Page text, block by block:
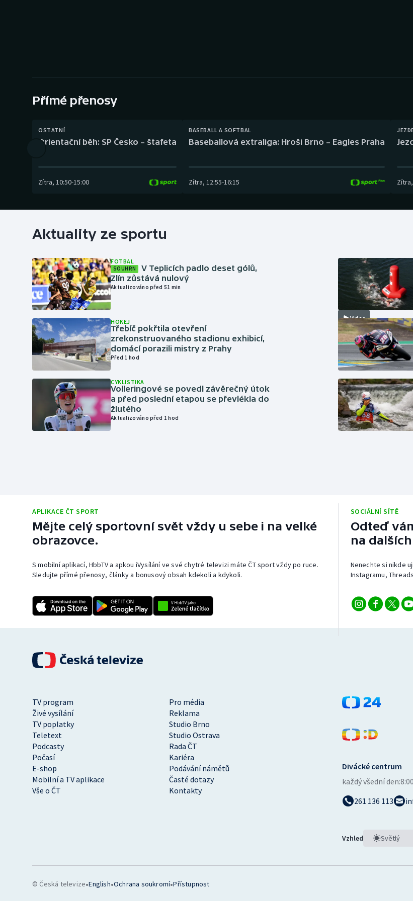
Futsal Parasport Volejbal
Přímé přenosy
OSTATNÍ
Orientační běh: SP Česko – štafeta
Zítra, 10:50-15:00
BASEBALL A SOFTBAL
Baseballová extraliga: Hroši Brno – Eagles Praha
Zítra, 12:55-16:15 Zítra,
Aktuality ze sportu
FOTBAL
SOUHRN
V Teplicích padlo deset gólů,
Zlín zůstává nulový
Aktualizováno před 51 min
HOKEJ
Třebíč pokřtila otevření
zrekonstruovaného stadionu exhibicí,
domácí porazili mistry z Prahy
Před 1 hod
CYKLISTIKA
Volleringové se povedl závěrečný útok
a před poslední etapou se převlékla do
žlutého
Aktualizováno před 1 hod
Video
APLIKACE ČT SPORT
Mějte celý sportovní svět vždy u sebe i na velké
obrazovce.
S mobilní aplikací, HbbTV a apkou iVysílání ve své chytré televizi máte ČT sport vždy po ruce.
Sledujte přímé přenosy, články a bonusový obsah kdekoli a kdykoli.
SOCIÁLNÍ SÍTĚ
Odteď
na
Nenechte si nikde
Instagramu,
TV program
Pro média
Živé vysílání
Reklama
TV poplatky
Studio Brno
Teletext
Studio Ostrava
Podcasty
Rada ČT
Počasí
Kariéra
E-shop
Podávání námětů
Mobilní a TV aplikace
Časté dotazy
Vše o ČT
Kontakty
Divácké centrum
každý všední den:
261 136 113
Vzhled Světlý
© Česká televize•English•Ochrana soukromí•Přístupnost